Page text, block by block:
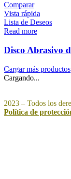
Comparar
Vista rápida
Lista de Deseos
Read more
Disco Abrasivo
Cargar más productos
Cargando...
2023 – Todos los
Política de